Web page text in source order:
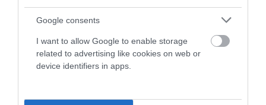
Google consents
I want to allow Google to enable storage
related to advertising like cookies on web or
device identifiers in apps.